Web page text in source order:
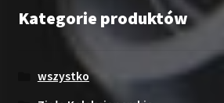
Kategorie produktów
wszystko